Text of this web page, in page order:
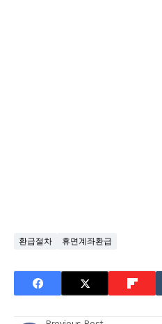
환급절차 휴면계좌환급